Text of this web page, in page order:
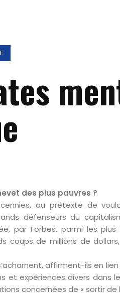
des plus pauvres ?
au prétexte de
défenseurs du
par Forbes, parmi les
coups de millions de
affirment-ils en
et expériences divers dans
concernées de « sortir de